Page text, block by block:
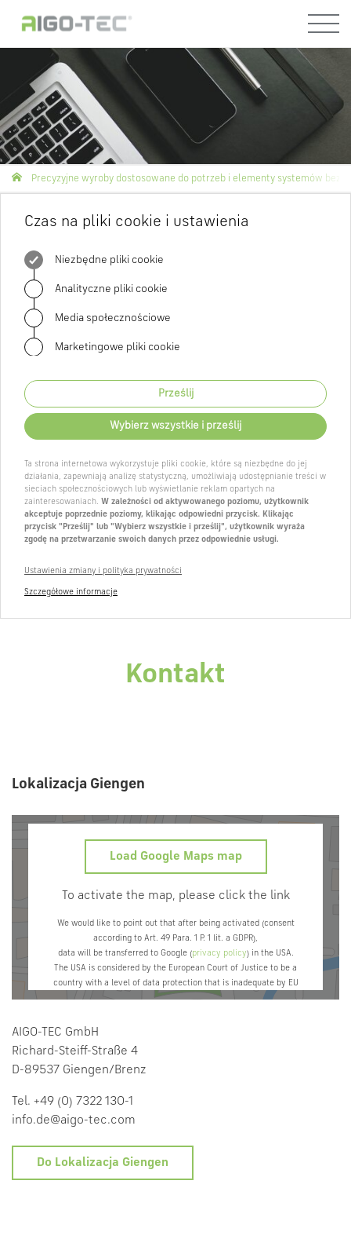
Precyzyjne wyroby dostosowane do potrzeb i elementy systemów
Czas na pliki cookie i ustawienia
Niezbędne pliki cookie
Analityczne pliki cookie
Media społecznościowe
Marketingowe pliki cookie
Prześlij
Wybierz wszystkie i prześlij
Ta strona internetowa wykorzystuje pliki cookie, które są niezbędne do jej
działania, zapewniają analizę statystyczną, umożliwiają udostępnianie treści w
sieciach społecznościowych lub wyświetlanie reklam opartych na
zainteresowaniach. W zależności od aktywowanego poziomu, użytkownik
akceptuje poprzednie poziomy, klikając odpowiedni przycisk. Klikając
przycisk "Prześlij" lub "Wybierz wszystkie i prześlij", użytkownik wyraża
zgodę na przetwarzanie swoich danych przez odpowiednie usługi.
Ustawienia zmiany i polityka prywatności
Szczegółowe informacje
Kontakt
Lokalizacja Giengen
Load Google Maps map
To activate the map, please click the link
We would like to point out that after being activated (consent
according to Art. 49 Para. 1 P. 1 lit. a GDPR),
data will be transferred to Google (privacy policy) in the USA.
The USA is considered by the European Court of Justice to be a
country with a level of data protection that is inadequate by EU
standards.
AIGO-TEC GmbH
Richard-Steiff-Straße 4
D-89537 Giengen/Brenz
Tel. +49 (0) 7322 130-1
info.de@aigo-tec.com
Do Lokalizacja Giengen
Menü